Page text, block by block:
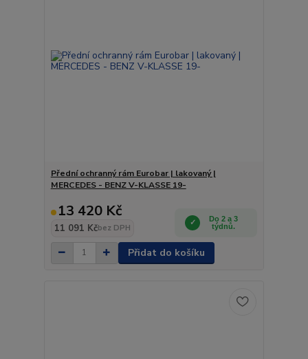
Přední ochranný rám Eurobar | lakovaný |
MERCEDES - BENZ V-KLASSE 19-
13 420 Kč
11 091 Kčbez DPH
Do 2 a 3
týdnů.
Přidat do košíku